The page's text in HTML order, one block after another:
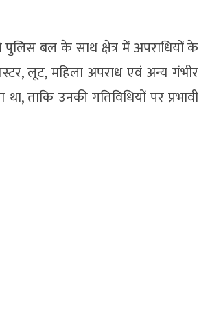
पुलिस बल के साथ क्षेत्र में अपराधियों के
लूट, महिला अपराध एवं अन्य गंभीर
ताकि उनकी गतिविधियों पर प्रभावी